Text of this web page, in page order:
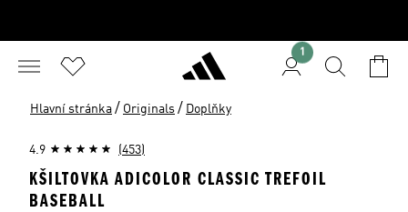
1
Hlavní stránka / Originals / Doplňky
4.9 (453)
KŠILTOVKA ADICOLOR CLASSIC TREFOIL
BASEBALL